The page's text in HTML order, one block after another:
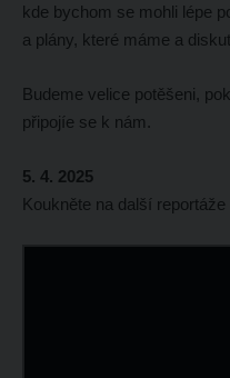
kde bychom se mohli lépe
a plány, které máme a
Budeme velice potěšeni,
připojíe se k nám.
5. 4. 2025
Koukněte na další